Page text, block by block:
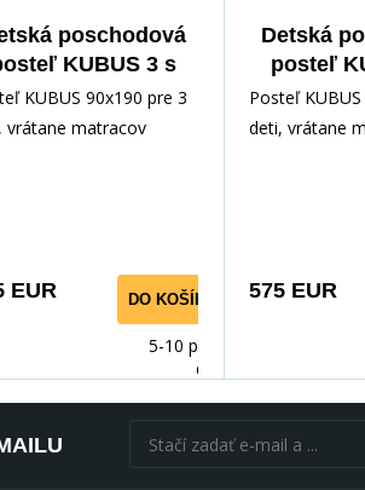
poschodová
KUBUS 3 s
90x190 cm,
matracov,
KUBUS 90x190 pre 3
vrátane matracov
EUR DO KOŠÍKA
5-10 prac.
dnů
Detská
posteľ
prístelkou
vrátane
Posteľ
deti, vrátane
575 EUR